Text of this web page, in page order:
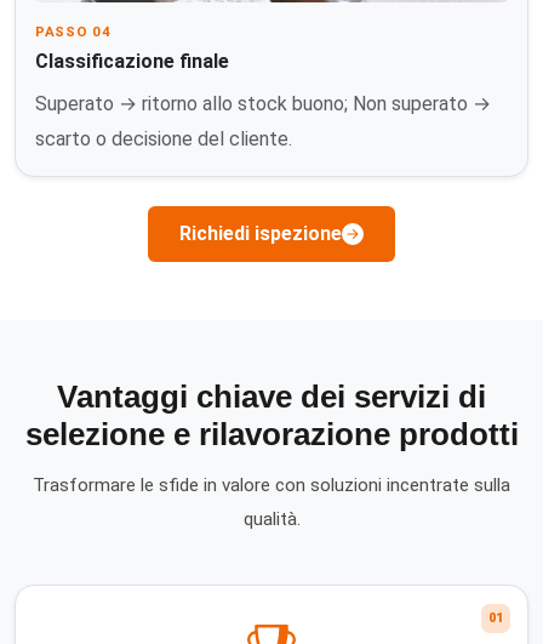
PASSO 04
Classificazione finale
Superato → ritorno allo stock buono; Non superato →
scarto o decisione del cliente.
Richiedi ispezione
Vantaggi chiave dei servizi di
selezione e rilavorazione prodotti
Trasformare le sfide in valore con soluzioni incentrate sulla
qualità.
01